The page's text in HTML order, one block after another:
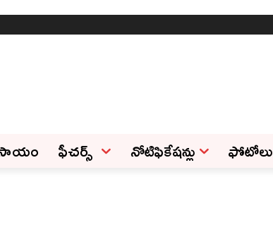
ఫీచ‌ర్స్ ‌ నోటిఫికేషన్లు ఫోటోలు